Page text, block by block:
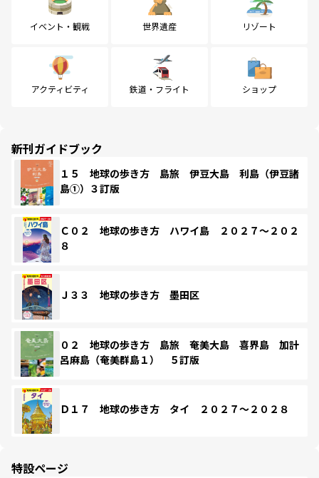
イベント・観戦 世界遺産 リゾート
アクティビティ 鉄道・フライト ショップ
新刊ガイドブック
１５ 地球の歩き方 島旅 伊豆大島 利島（伊豆諸
島①）３訂版
Ｃ０２ 地球の歩き方 ハワイ島 ２０２７～２０２
８
Ｊ３３ 地球の歩き方 墨田区
０２ 地球の歩き方 島旅 奄美大島 喜界島 加計
呂麻島（奄美群島１） ５訂版
Ｄ１７ 地球の歩き方 タイ ２０２７～２０２８
特設ページ